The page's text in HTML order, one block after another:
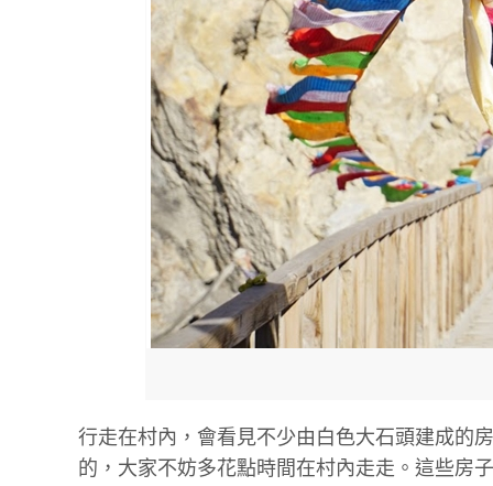
行走在村內，會看見不少由白色大石頭建成的
的，大家不妨多花點時間在村內走走。這些房